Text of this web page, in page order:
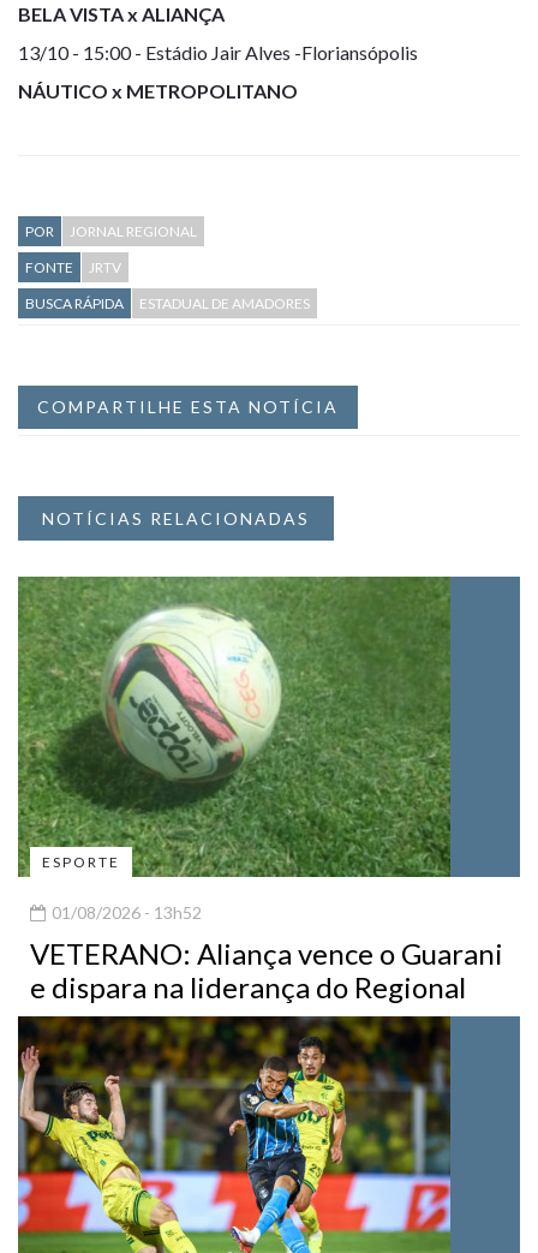
BELA VISTA x ALIANÇA
13/10 - 15:00 - Estádio Jair Alves -Floriansópolis
NÁUTICO x METROPOLITANO
POR
JORNAL REGIONAL
FONTE
JRTV
BUSCA RÁPIDA
ESTADUAL DE AMADORES
COMPARTILHE ESTA NOTÍCIA
NOTÍCIAS RELACIONADAS
ESPORTE
01/08/2026 - 13h52
VETERANO: Aliança vence o Guarani
e dispara na liderança do Regional